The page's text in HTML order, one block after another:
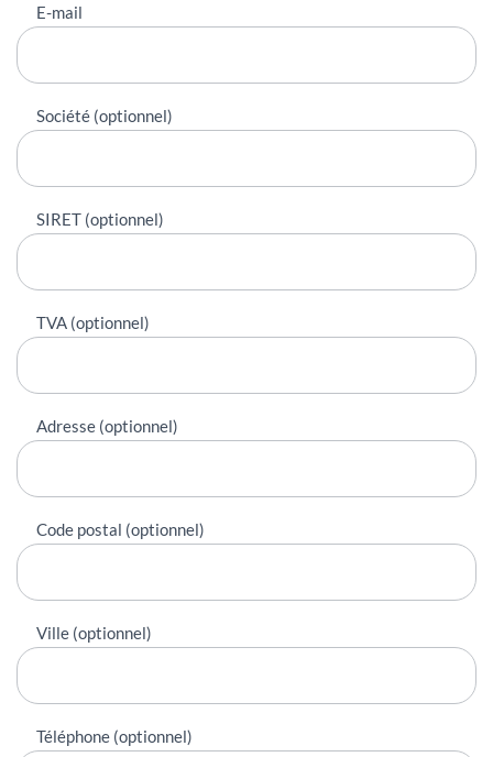
E-mail
Société (optionnel)
SIRET (optionnel)
TVA (optionnel)
Adresse (optionnel)
Code postal (optionnel)
Ville (optionnel)
Téléphone (optionnel)